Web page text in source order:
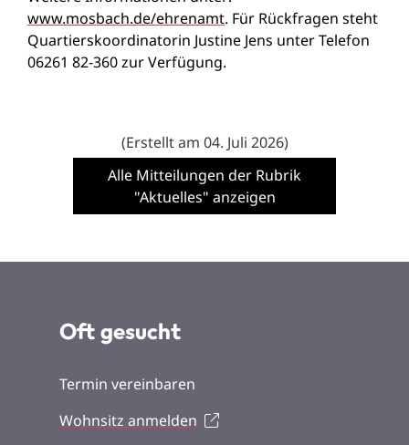
www.mosbach.de/ehrenamt. Für Rückfragen steht
Quartierskoordinatorin Justine Jens unter Telefon
06261 82-360 zur Verfügung.
(Erstellt am 04. Juli 2026)
Alle Mitteilungen der Rubrik
"Aktuelles" anzeigen
Oft gesucht
Termin vereinbaren
Wohnsitz anmelden